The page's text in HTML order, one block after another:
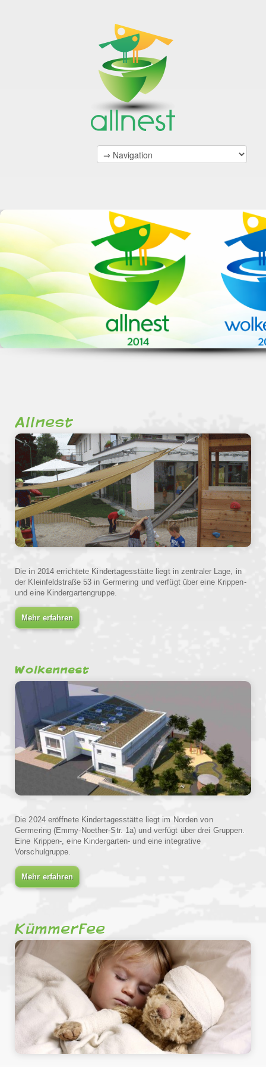
Allnest
Die in 2014 errichtete Kindertagesstätte liegt in zentraler Lage, in
der Kleinfeldstraße 53 in Germering und verfügt über eine Krippen-
und eine Kindergartengruppe.
Mehr erfahren
Wolkennest
Die 2024 eröffnete Kindertagesstätte liegt im Norden von
Germering (Emmy-Noether-Str. 1a) und verfügt über drei Gruppen.
Eine Krippen-, eine Kindergarten- und eine integrative
Vorschulgruppe.
Mehr erfahren
Kümmerfee